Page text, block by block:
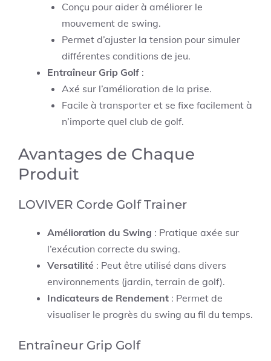
Conçu pour aider à améliorer le
mouvement de swing.
Permet d’ajuster la tension pour simuler
différentes conditions de jeu.
Entraîneur Grip Golf :
Axé sur l’amélioration de la prise.
Facile à transporter et se fixe facilement à
n’importe quel club de golf.
Avantages de Chaque
Produit
LOVIVER Corde Golf Trainer
Amélioration du Swing : Pratique axée sur
l’exécution correcte du swing.
Versatilité : Peut être utilisé dans divers
environnements (jardin, terrain de golf).
Indicateurs de Rendement : Permet de
visualiser le progrès du swing au fil du temps.
Entraîneur Grip Golf